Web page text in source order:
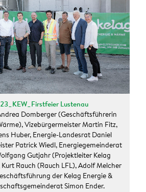
Lustenau
Domberger (Geschäftsführerin
Vizebürgermeister Martin Fitz,
Huber, Energie-Landesrat Daniel
Patrick Wiedl, Energiegemeinderat
Gutjahr (Projektleiter Kelag
Rauch (Rauch LFL), Adolf Melcher
der Kelag Energie &
Simon Ender.